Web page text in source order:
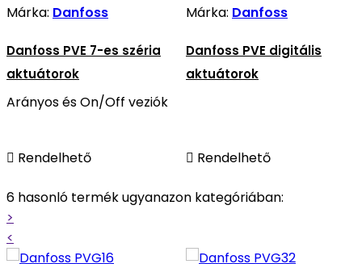
Márka: Danfoss
Danfoss PVE 7-es széria
aktuátorok
Arányos és On/Off veziók
 Rendelhető
Márka: Danfoss
Danfoss PVE digitális
aktuátorok
 Rendelhető
6 hasonló termék ugyanazon kategóriában:
>
<